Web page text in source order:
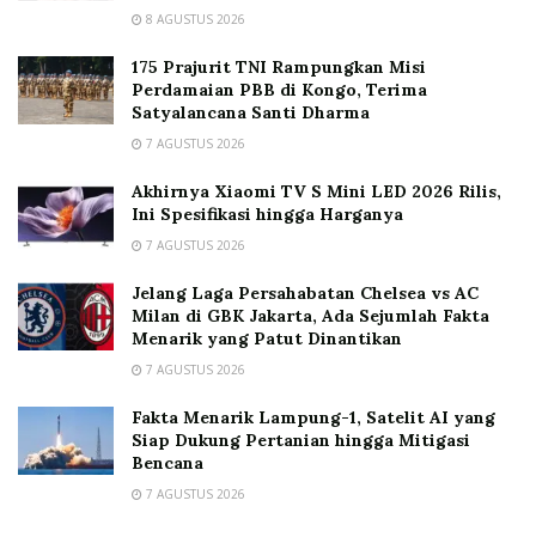
8 AGUSTUS 2026
175 Prajurit TNI Rampungkan Misi
Perdamaian PBB di Kongo, Terima
Satyalancana Santi Dharma
7 AGUSTUS 2026
Akhirnya Xiaomi TV S Mini LED 2026 Rilis,
Ini Spesifikasi hingga Harganya
7 AGUSTUS 2026
Jelang Laga Persahabatan Chelsea vs AC
Milan di GBK Jakarta, Ada Sejumlah Fakta
Menarik yang Patut Dinantikan
7 AGUSTUS 2026
Fakta Menarik Lampung-1, Satelit AI yang
Siap Dukung Pertanian hingga Mitigasi
Bencana
7 AGUSTUS 2026